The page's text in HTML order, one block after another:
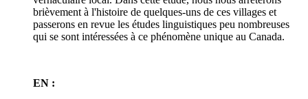
brièvement à l'histoire de quelques-uns de ces villages et
passerons en revue les études linguistiques peu nombreuses
qui se sont intéressées à ce phénomène unique au Canada.
EN :